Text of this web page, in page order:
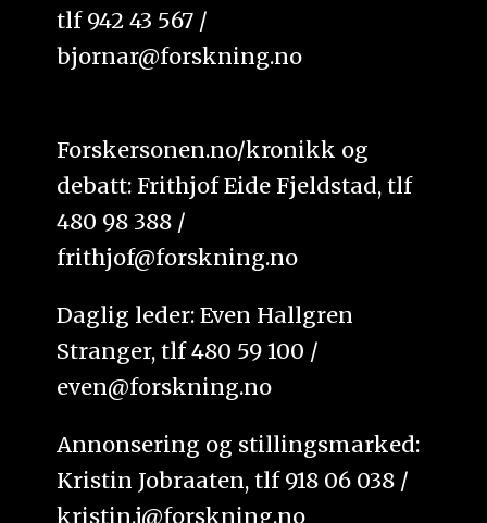
tlf 942 43 567 /
bjornar@forskning.no
Forskersonen.no/kronikk og
debatt: Frithjof Eide Fjeldstad, tlf
480 98 388 /
frithjof@forskning.no
Daglig leder: Even Hallgren
Stranger, tlf 480 59 100 /
even@forskning.no
Annonsering og stillingsmarked:
Kristin Jobraaten, tlf 918 06 038 /
kristin.j@forskning.no